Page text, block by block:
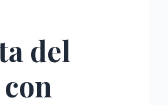
del